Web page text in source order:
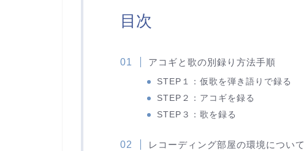
目次
アコギと歌の別録り方法手順
STEP１：仮歌を弾き語りで録る
STEP２：アコギを録る
STEP３：歌を録る
レコーディング部屋の環境について